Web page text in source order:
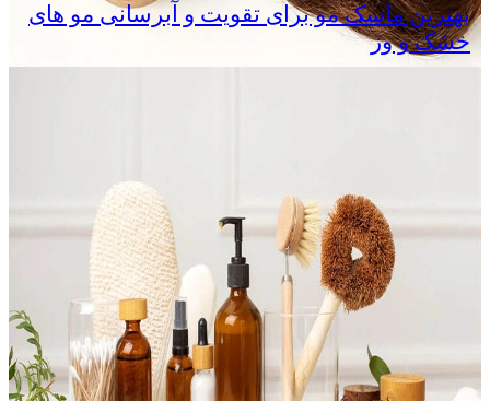
بهترین ماسک مو برای تقویت و آبرسانی مو های
خشک و وز